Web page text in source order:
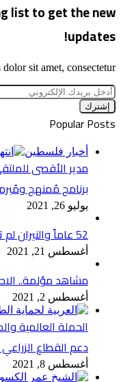
list to get the new
updates!
sit amet, consectetur.
أدخل
بريدك
الإلكتروني
Popular Posts
أخبار فلسطين
مدير الأقصى
برنامج مُمنهج
يوليو 26, 2021
52 عاماً والنيران لم تنطفئ في المسجد الأقصى المبارك
أغسطس 21, 2021
مشاهد مؤلمة..
أغسطس 2, 2021
الحملة العالمية
دعم القطاع
أغسطس 8, 2021